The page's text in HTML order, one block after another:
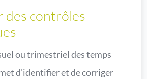
des contrôles
ou trimestriel des temps
d’identifier et de corriger